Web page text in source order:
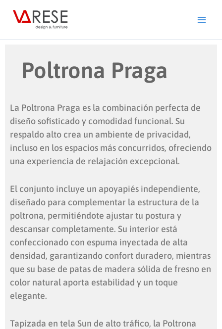
Poltrona Praga
La Poltrona Praga es la combinación perfecta de
diseño sofisticado y comodidad funcional. Su
respaldo alto crea un ambiente de privacidad,
incluso en los espacios más concurridos, ofreciendo
una experiencia de relajación excepcional.
El conjunto incluye un apoyapiés independiente,
diseñado para complementar la estructura de la
poltrona, permitiéndote ajustar tu postura y
descansar completamente. Su interior está
confeccionado con espuma inyectada de alta
densidad, garantizando confort duradero, mientras
que su base de patas de madera sólida de fresno en
color natural aporta estabilidad y un toque
elegante.
Tapizada en tela Sun de alto tráfico, la Poltrona